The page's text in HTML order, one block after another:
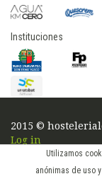
Utilizamos
anónimas de uso
Instituciones
2015 ©
Log in